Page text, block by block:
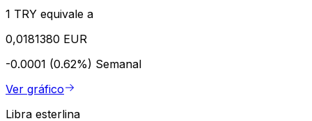
1 TRY equivale a
0,0181380 EUR
-0.0001 (0.62%) Semanal
Ver gráfico
Libra esterlina